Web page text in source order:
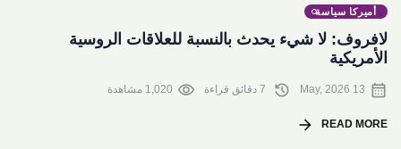
أميركا سياسة
لافروف: لا شيء يحدث بالنسبة للعلاقات الروسية
الأمريكية
calendar_month
13 May, 2026
history
visibility 1,020 مشاهدة
READ MORE
arrow_forward